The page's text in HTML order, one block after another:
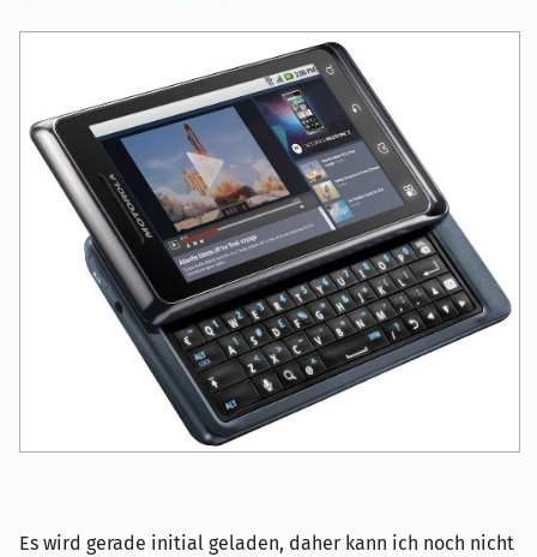
Es wird gerade initial geladen, daher kann ich noch nicht